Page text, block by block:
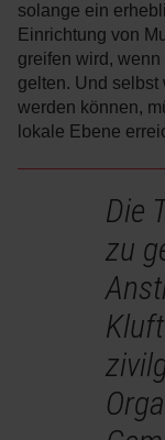
solange ein
Einrichtung von
greifen wird,
gelten. Und
werden können,
lokale Ebene
Die
zu